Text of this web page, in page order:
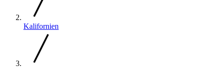
Kalifornien